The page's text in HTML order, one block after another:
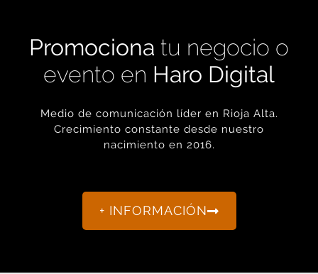
Promociona tu negocio o
evento en Haro Digital
Medio de comunicación líder en Rioja Alta.
Crecimiento constante desde nuestro
nacimiento en 2016.
+ INFORMACIÓN